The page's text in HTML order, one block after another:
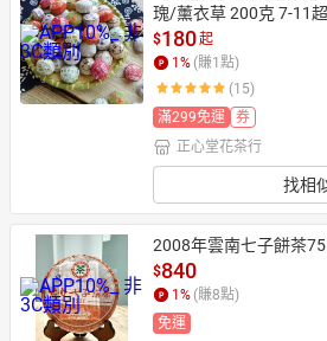
瑰/薰衣草 200克 7-11
洱茶 普洱茶沱 口味茶沱
$180起
1 % (賺1 點)
(15)
滿299免運
券
正心堂花茶行
找相
2008年雲南七子餅茶
$840
1 % (賺8點)
免運